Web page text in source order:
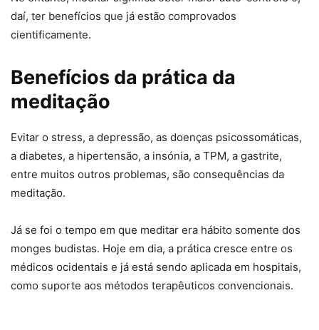
daí, ter benefícios que já estão comprovados
cientificamente.
Benefícios da prática da
meditação
Evitar o stress, a depressão, as doenças psicossomáticas,
a diabetes, a hipertensão, a insónia, a TPM, a gastrite,
entre muitos outros problemas, são consequências da
meditação.
Já se foi o tempo em que meditar era hábito somente dos
monges budistas. Hoje em dia, a prática cresce entre os
médicos ocidentais e já está sendo aplicada em hospitais,
como suporte aos métodos terapêuticos convencionais.